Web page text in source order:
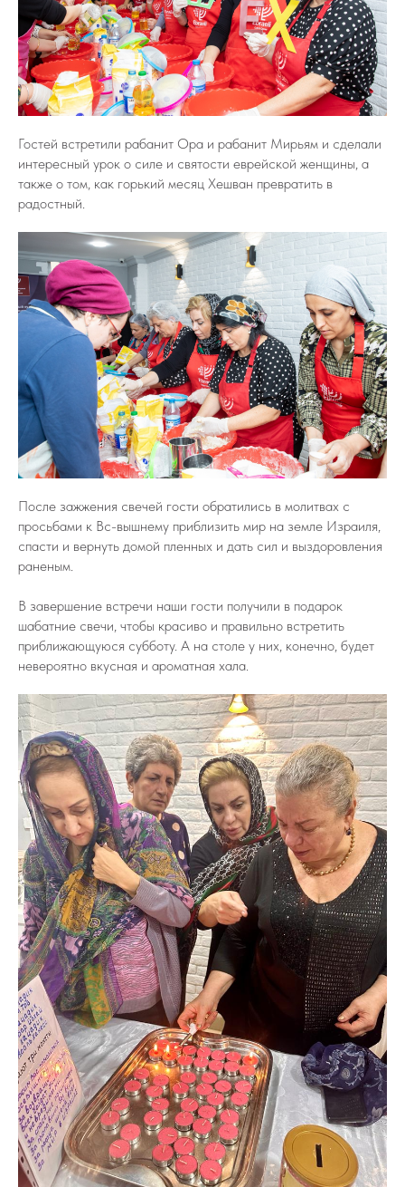
Гостей встретили рабанит Ора и рабанит Мирьям и сделали
интересный урок о силе и святости еврейской женщины, а
также о том, как горький месяц Хешван превратить в
радостный.
После зажжения свечей гости обратились в молитвах с
просьбами к Вс-вышнему приблизить мир на земле Израиля,
спасти и вернуть домой пленных и дать сил и выздоровления
раненым.
В завершение встречи наши гости получили в подарок
шабатние свечи, чтобы красиво и правильно встретить
приближающуюся субботу. А на столе у них, конечно, будет
невероятно вкусная и ароматная хала.